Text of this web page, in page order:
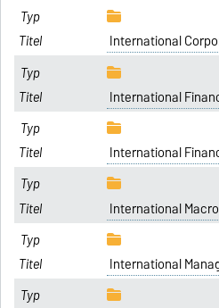
International
International
International
International
International